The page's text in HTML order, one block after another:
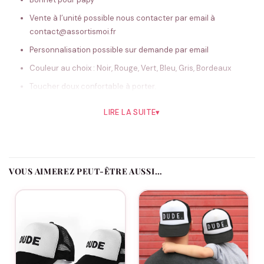
Vente à l’unité possible nous contacter par email à
contact@assortismoi.fr
Personnalisation possible sur demande par email
Couleur au choix : Noir, Rouge, Vert, Bleu, Gris, Bordeaux
Toucher doux confortable à porter.
Notre Bonnet Personnalisable
Dans la collection « spécial papy » de la boutiqueAssortis Moi
le bonnet à pompon personnalisable se démarque comme un
cadeau parfait, conçu pour réchauffer le cœur et la tête de
tous les papys chéris. Que ce soit pour la fête des grands-
pères,Noël
, ou un anniversaire, ce bonnet représente un
LIRE LA SUITE▾
VOUS AIMEREZ PEUT-ÊTRE AUSSI…